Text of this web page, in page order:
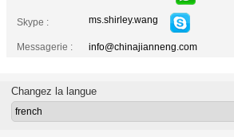
Skype : ms.shirley.wang
Messagerie : info@chinajianneng.com
Changez la langue